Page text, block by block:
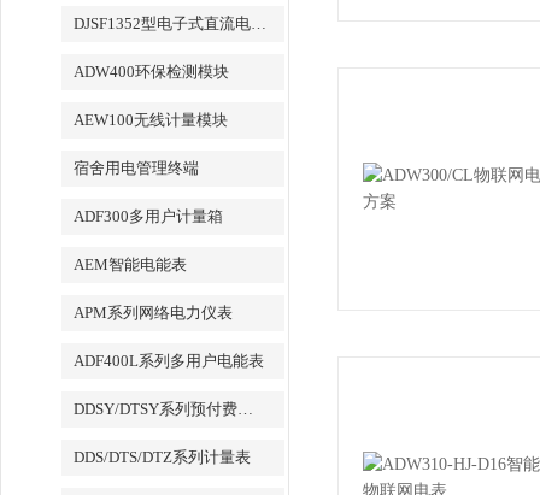
DJSF1352型电子式直流电能表
ADW400环保检测模块
AEW100无线计量模块
宿舍用电管理终端
ADF300多用户计量箱
AEM智能电能表
APM系列网络电力仪表
ADF400L系列多用户电能表
DDSY/DTSY系列预付费电表
DDS/DTS/DTZ系列计量表